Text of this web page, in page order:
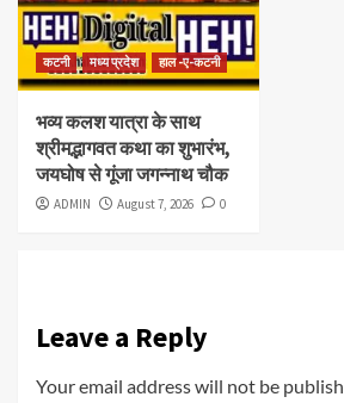
कटनी मध्य प्रदेश हाल -ए-कटनी
भव्य कलश यात्रा के साथ
श्रीमद्भागवत कथा का शुभारंभ,
जयघोष से गूंजा जगन्नाथ चौक
ADMIN August 7, 2026 0
Leave a Reply
Your email address will not be